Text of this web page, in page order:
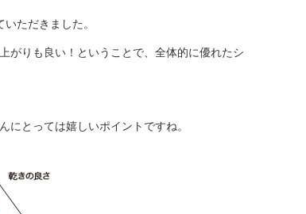
ただきました。
がりも良い！ということで、全体的に優れたシ
とっては嬉しいポイントですね。